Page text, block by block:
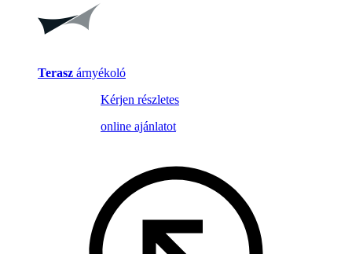
Terasz árnyékoló
Kérjen részletes
online ajánlatot